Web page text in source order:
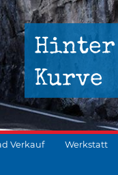
Hinter
Kurve
Verkauf Werkstatt